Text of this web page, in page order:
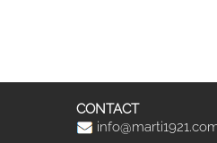
CONTACT